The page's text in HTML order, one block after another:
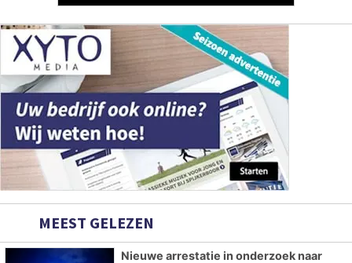
MEEST GELEZEN
Nieuwe arrestatie in onderzoek naar